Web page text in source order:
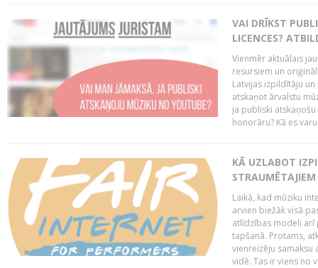
VAI DRĪKST
LICENCES?
Vienmēr aktuālais
resursiem un
Latvijas izpildītāju
atskaņot ārvalstu
ja publiski
honorāru? Kā es
KĀ UZLABOT
Laikā, kad mūziku
arvien biežāk visā
atlīdzības modeli arī
tapšanā. Protams,
vienreizēju
vidē. Tas ir viens no